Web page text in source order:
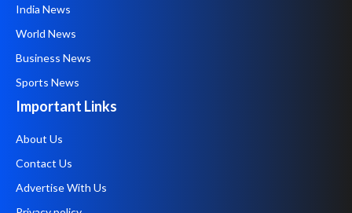
India News
World News
Business News
Sports News
Important Links
About Us
Contact Us
Advertise With Us